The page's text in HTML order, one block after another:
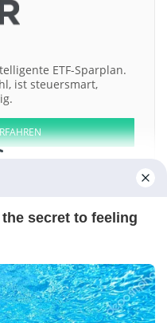
ETF-Sparplan.
ist steuersmart,
NASDAQ 100 Nikkei 225
Vandor Real Estate SOCIMI
Apple
secret to feeling